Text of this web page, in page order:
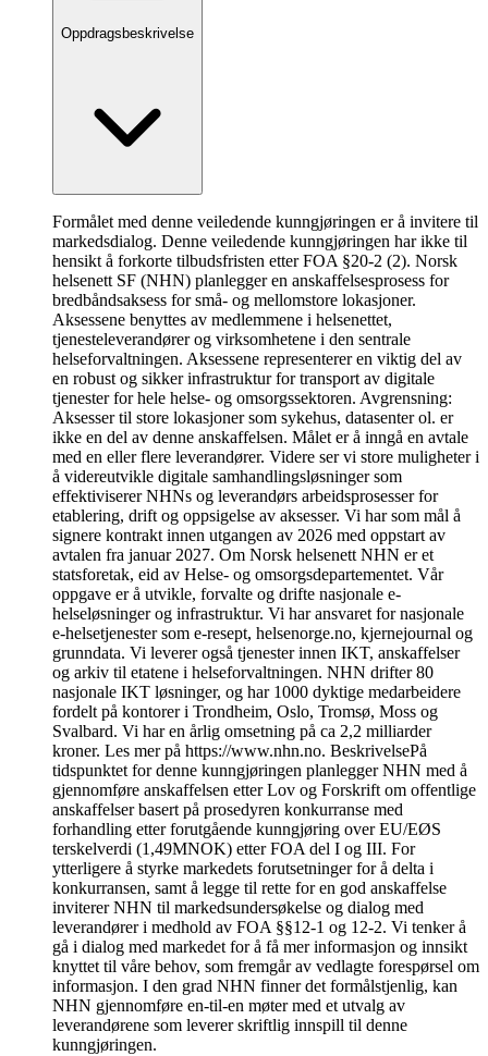
Oppdragsbeskrivelse
Formålet med denne veiledende kunngjøringen er å invitere til
markedsdialog. Denne veiledende kunngjøringen har ikke til
hensikt å forkorte tilbudsfristen etter FOA §20-2 (2). Norsk
helsenett SF (NHN) planlegger en anskaffelsesprosess for
bredbåndsaksess for små- og mellomstore lokasjoner.
Aksessene benyttes av medlemmene i helsenettet,
tjenesteleverandører og virksomhetene i den sentrale
helseforvaltningen. Aksessene representerer en viktig del av
en robust og sikker infrastruktur for transport av digitale
tjenester for hele helse- og omsorgssektoren. Avgrensning:
Aksesser til store lokasjoner som sykehus, datasenter ol. er
ikke en del av denne anskaffelsen. Målet er å inngå en avtale
med en eller flere leverandører. Videre ser vi store muligheter i
å videreutvikle digitale samhandlingsløsninger som
effektiviserer NHNs og leverandørs arbeidsprosesser for
etablering, drift og oppsigelse av aksesser. Vi har som mål å
signere kontrakt innen utgangen av 2026 med oppstart av
avtalen fra januar 2027. Om Norsk helsenett NHN er et
statsforetak, eid av Helse- og omsorgsdepartementet. Vår
oppgave er å utvikle, forvalte og drifte nasjonale e-
helseløsninger og infrastruktur. Vi har ansvaret for nasjonale
e-helsetjenester som e-resept, helsenorge.no, kjernejournal og
grunndata. Vi leverer også tjenester innen IKT, anskaffelser
og arkiv til etatene i helseforvaltningen. NHN drifter 80
nasjonale IKT løsninger, og har 1000 dyktige medarbeidere
fordelt på kontorer i Trondheim, Oslo, Tromsø, Moss og
Svalbard. Vi har en årlig omsetning på ca 2,2 milliarder
kroner. Les mer på https://www.nhn.no. BeskrivelsePå
tidspunktet for denne kunngjøringen planlegger NHN med å
gjennomføre anskaffelsen etter Lov og Forskrift om offentlige
anskaffelser basert på prosedyren konkurranse med
forhandling etter forutgående kunngjøring over EU/EØS
terskelverdi (1,49MNOK) etter FOA del I og III. For
ytterligere å styrke markedets forutsetninger for å delta i
konkurransen, samt å legge til rette for en god anskaffelse
inviterer NHN til markedsundersøkelse og dialog med
leverandører i medhold av FOA §§12-1 og 12-2. Vi tenker å
gå i dialog med markedet for å få mer informasjon og innsikt
knyttet til våre behov, som fremgår av vedlagte forespørsel om
informasjon. I den grad NHN finner det formålstjenlig, kan
NHN gjennomføre en-til-en møter med et utvalg av
leverandørene som leverer skriftlig innspill til denne
kunngjøringen.